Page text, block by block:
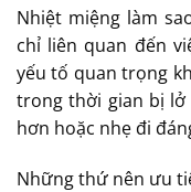
Nhiệt miệng làm
chỉ liên quan đến
yếu tố quan trọng
trong thời gian bị
hơn hoặc nhẹ đi
Những thứ nên ưu